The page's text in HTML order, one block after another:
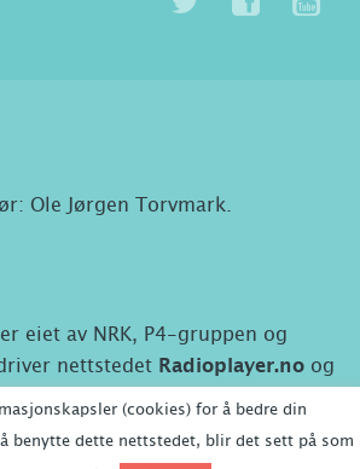
Ole Jørgen Torvmark.
er eiet av NRK, P4-gruppen og
nettstedet Radioplayer.no og
(cookies) for å bedre din
benytte dette nettstedet, blir det sett på som